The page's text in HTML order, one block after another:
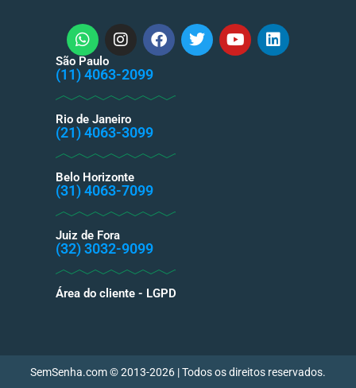
São Paulo
(11) 4063-2099
Rio de Janeiro
(21) 4063-3099
Belo Horizonte
(31) 4063-7099
Juiz de Fora
(32) 3032-9099
Área do cliente - LGPD
SemSenha.com © 2013-2026 | Todos os direitos reservados.